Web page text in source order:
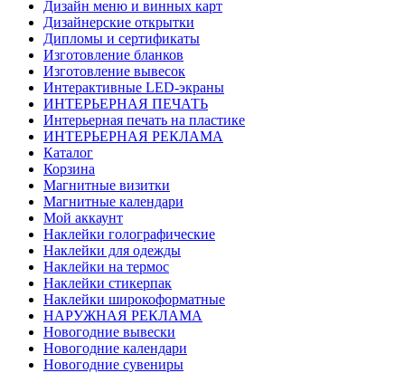
Дизайн меню и винных карт
Дизайнерские открытки
Дипломы и сертификаты
Изготовление бланков
Изготовление вывесок
Интерактивные LED-экраны
ИНТЕРЬЕРНАЯ ПЕЧАТЬ
Интерьерная печать на пластике
ИНТЕРЬЕРНАЯ РЕКЛАМА
Каталог
Корзина
Магнитные визитки
Магнитные календари
Мой аккаунт
Наклейки голографические
Наклейки для одежды
Наклейки на термос
Наклейки стикерпак
Наклейки широкоформатные
НАРУЖНАЯ РЕКЛАМА
Новогодние вывески
Новогодние календари
Новогодние сувениры